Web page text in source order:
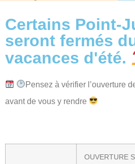
Certains Point-
seront fermés
vacances d'été.
Pensez à vérifier l’ouverture
avant de vous y rendre
OUVERTURE